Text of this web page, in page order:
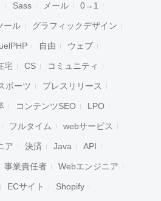
Sass メール 0→1
ール グラフィックデザイン
自由 ウェブ
宅 CS コミュニティ
ポーツ プレスリリース
コンテンツSEO LPO
フルタイム webサービス
ア 決済 Java API
事業責任者 Webエンジニア
ECサイト Shopify